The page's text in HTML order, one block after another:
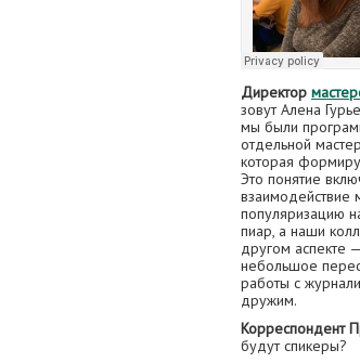
Директор
зовут Алена
мы были
отдельной
которая
Это понятие
взаимодействие
популяризацию
пиар, а наши
другом аспекте
небольшое
работы с
дружим.
Корреспондент
будут спикеры?